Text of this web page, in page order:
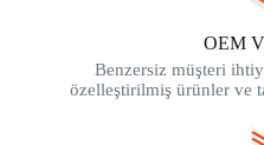
OEM
Benzersiz müşteri
özelleştirilmiş ürünler ve